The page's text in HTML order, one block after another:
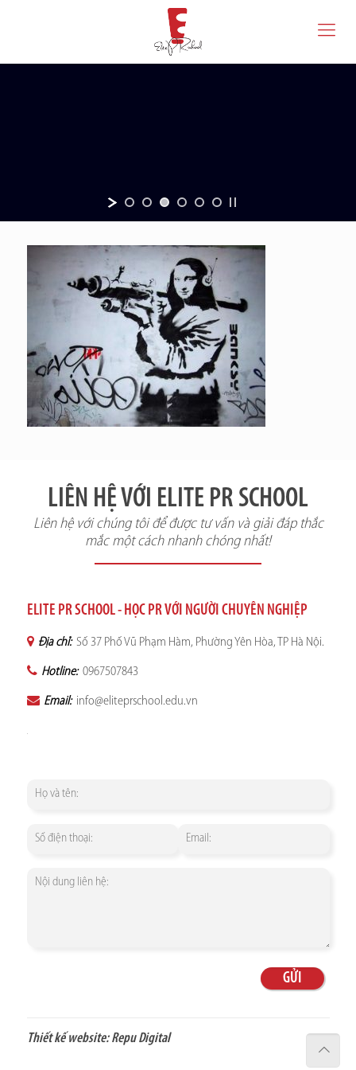
LIÊN HỆ VỚI ELITE PR SCHOOL
Liên hệ với chúng tôi để được tư vấn và giải đáp thắc
mắc một cách nhanh chóng nhất!
ELITE PR SCHOOL - HỌC PR VỚI NGƯỜI CHUYÊN NGHIỆP
Địa chỉ: Số 37 Phố Vũ Phạm Hàm, Phường Yên Hòa, TP Hà Nội.
Hotline: 0967507843
Email: info@eliteprschool.edu.vn
Thiết kế website:Repu Digital